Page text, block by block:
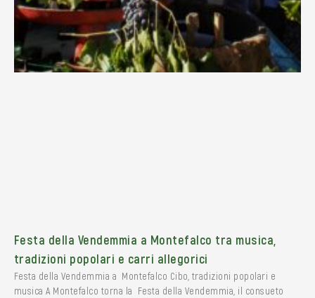
Festa della Vendemmia a Montefalco tra musica,
tradizioni popolari e carri allegorici
Festa della Vendemmia a Montefalco Cibo, tradizioni popolari e
musica A Montefalco torna la Festa della Vendemmia, il consueto